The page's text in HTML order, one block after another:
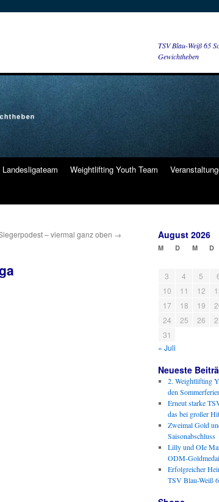
TSV Blau-Weiß 65
Gewichtheben
Landesligateam Weightlifting Youth Team
– viermal ganz oben → August 2026
M D M D
3
4 5
10
11 12
17
18 19
24
25 26
31
« Juli
Neueste
2. Weightlifting
den
Erneut starke
das bei großer
Zweimal Gold
Saisonabschluss
Lilly und OIe
ODM-
Erfolgreicher
TSV Blau-Weiß